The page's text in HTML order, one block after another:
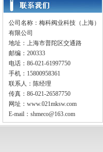
公司名称：梅科阀业科技（上海）
有限公司
地址：上海市普陀区交通路
邮编：200333
电话：86-021-61997750
手机：15800958361
联系人：陈经理
传真：86-021-26587750
网址： www.021mksw.com
E-mail： shmeco@163.com